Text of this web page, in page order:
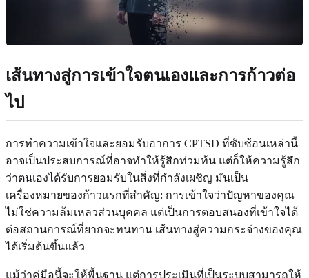
เส้นทางสู่การเข้าใจตนเองและการก้าวต่อ
ไป
การทำความเข้าใจและยอมรับอาการ CPTSD ที่ซับซ้อนเหล่านี้
อาจเป็นประสบการณ์ที่อาจทำให้รู้สึกท่วมท้น แต่ก็ให้ความรู้สึก
ว่าตนเองได้รับการยอมรับในสิ่งที่กำลังเผชิญ มันเป็น
เครื่องหมายของก้าวแรกที่สำคัญ: การเข้าใจว่าปัญหาของคุณ
ไม่ใช่ความล้มเหลวส่วนบุคคล แต่เป็นการตอบสนองที่เข้าใจได้
ต่อสถานการณ์ที่ยากจะทนทาน เส้นทางสู่ความกระจ่างของคุณ
ได้เริ่มต้นขึ้นแล้ว
แม้ว่าคู่มือนี้จะให้พื้นฐาน แต่การประเมินที่เป็นระบบสามารถให้